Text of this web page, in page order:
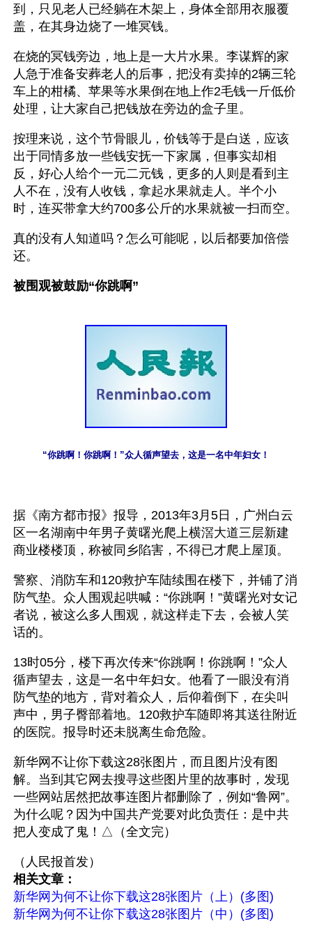
到，只见老人已经躺在木架上，身体全部用衣服覆
盖，在其身边烧了一堆冥钱。
在烧的冥钱旁边，地上是一大片水果。李谋辉的家
人急于准备安葬老人的后事，把没有卖掉的2辆三轮
车上的柑橘、苹果等水果倒在地上作2毛钱一斤低价
处理，让大家自己把钱放在旁边的盒子里。
按理来说，这个节骨眼儿，价钱等于是白送，应该
出于同情多放一些钱安抚一下家属，但事实却相
反，好心人给个一元二元钱，更多的人则是看到主
人不在，没有人收钱，拿起水果就走人。半个小
真的没有人知道吗？怎么可能呢，以后都要加倍偿
还。
被围观被鼓励“你跳啊”
“你跳啊！你跳啊！”众人循声望去，这是一名中年妇女！
据《南方都市报》报导，2013年3月5日，广州白云
区一名湖南中年男子黄曙光爬上横滘大道三层新建
商业楼楼顶，称被同乡陷害，不得已才爬上屋顶。
警察、消防车和120救护车陆续围在楼下，并铺了消
防气垫。众人围观起哄喊：“你跳啊！”黄曙光对女记
者说，被这么多人围观，就这样走下去，会被人笑
话的。
13时05分，楼下再次传来“你跳啊！你跳啊！”众人
循声望去，这是一名中年妇女。他看了一眼没有消
防气垫的地方，背对着众人，后仰着倒下，在尖叫
声中，男子臀部着地。120救护车随即将其送往附近
的医院。报导时还未脱离生命危险。
新华网不让你下载这28张图片，而且图片没有图
解。当到其它网去搜寻这些图片里的故事时，发现
一些网站居然把故事连图片都删除了，例如“鲁网”。
为什么呢？因为中国共产党要对此负责任：是中共
把人变成了鬼！△（全文完）
（人民报首发）
相关文章：
新华网为何不让你下载这28张图片（上）(多图)
新华网为何不让你下载这28张图片（中）(多图)